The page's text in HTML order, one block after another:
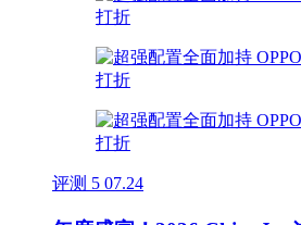
评测 5 07.24